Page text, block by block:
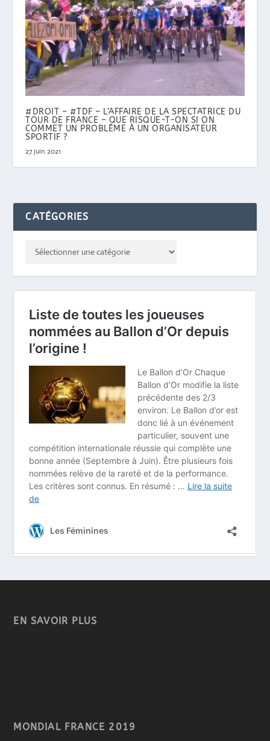
#DROIT – #TDF – L’AFFAIRE DE LA SPECTATRICE DU
TOUR DE FRANCE – QUE RISQUE-T-ON SI ON
COMMET UN PROBLÈME À UN ORGANISATEUR
SPORTIF ?
27 juin 2021
CATÉGORIES
EN SAVOIR PLUS
MONDIAL FRANCE 2019